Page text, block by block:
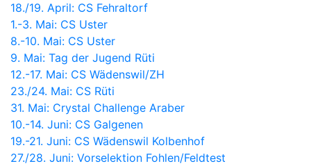
18./19. April: CS Fehraltorf
1.-3. Mai: CS Uster
8.-10. Mai: CS Uster
9. Mai: Tag der Jugend Rüti
12.-17. Mai: CS Wädenswil/ZH
23./24. Mai: CS Rüti
31. Mai: Crystal Challenge Araber
10.-14. Juni: CS Galgenen
19.-21. Juni: CS Wädenswil Kolbenhof
27./28. Juni: Vorselektion Fohlen/Feldtest